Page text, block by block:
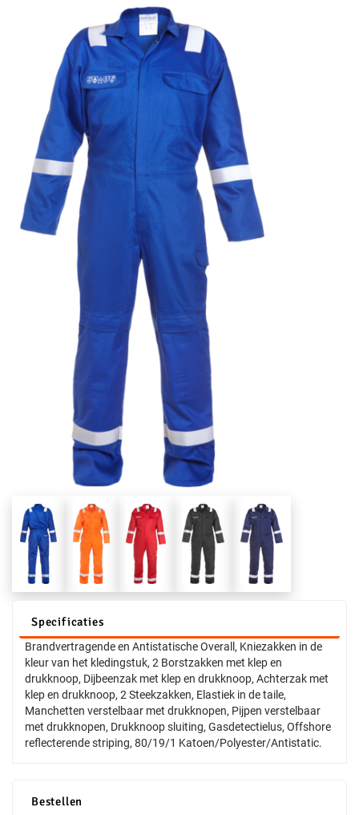
Specificaties
Brandvertragende en Antistatische Overall, Kniezakken in de
kleur van het kledingstuk, 2 Borstzakken met klep en
drukknoop, Dijbeenzak met klep en drukknoop, Achterzak met
klep en drukknoop, 2 Steekzakken, Elastiek in de taile,
Manchetten verstelbaar met drukknopen, Pijpen verstelbaar
met drukknopen, Drukknoop sluiting, Gasdetectielus, Offshore
reflecterende striping, 80/19/1 Katoen/Polyester/Antistatic.
Bestellen